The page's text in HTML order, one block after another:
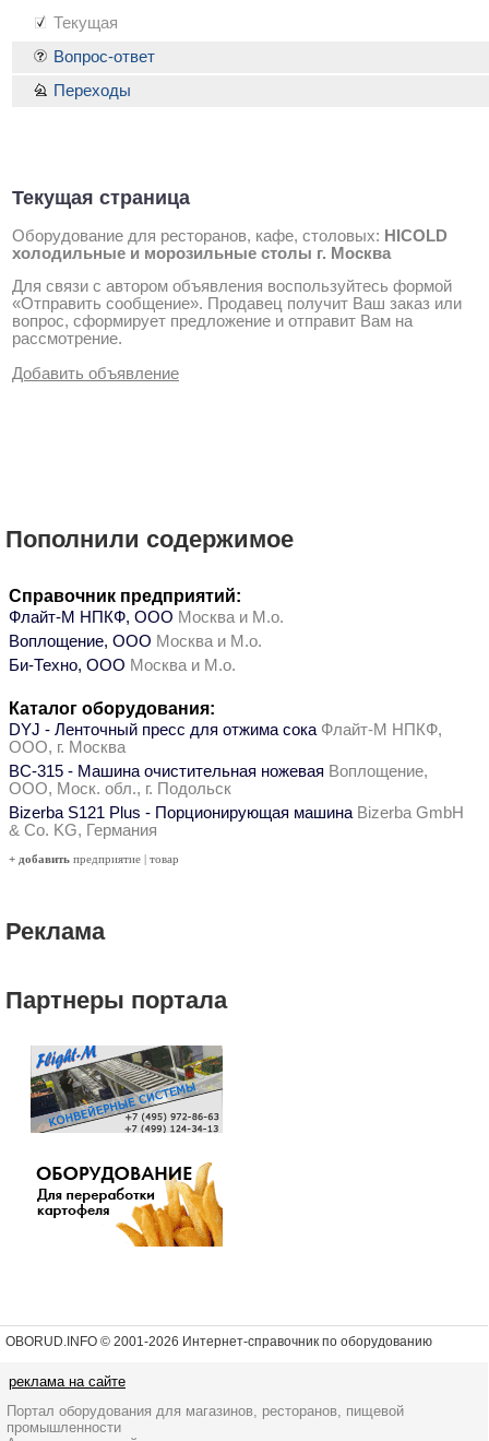
Текущая
Текущая страница
Оборудование для ресторанов, кафе, столовых: HICOLD
холодильные и морозильные столы г. Москва
Для связи с автором объявления воспользуйтесь формой
«Отправить сообщение». Продавец получит Ваш заказ или
вопрос, сформирует предложение и отправит Вам на
рассмотрение.
Добавить объявление
Вопрос-ответ
Переходы
Пополнили содержимое
Справочник предприятий:
Флайт-М НПКФ, ООО Москва и М.о.
Воплощение, ООО Москва и М.о.
Би-Техно, ООО Москва и М.о.
Каталог оборудования:
DYJ - Ленточный пресс для отжима сока Флайт-М НПКФ,
ООО, г. Москва
ВС-315 - Машина очистительная ножевая Воплощение,
ООО, Моск. обл., г. Подольск
Bizerba S121 Plus - Порционирующая машина Bizerba GmbH
& Co. KG, Германия
+ добавить предприятие | товар
Реклама
Партнеры портала
OBORUD.INFO © 2001-2026 Интернет-справочник по оборудованию
реклама на сайте
Портал оборудования для магазинов, ресторанов, пищевой
промышленности